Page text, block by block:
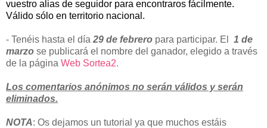
vuestro alias de seguidor para encontraros fácilmente.
Válido sólo en territorio nacional.
- Tenéis hasta el día 29 de febrero para participar. El
1 de
marzo se publicará el nombre del ganador, elegido a través
de la página Web Sortea2.
Los comentarios anónimos no serán válidos y serán
eliminados.
NOTA: Os dejamos un tutorial ya que muchos estáis